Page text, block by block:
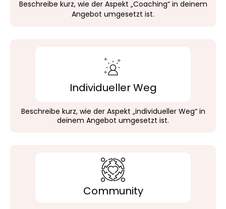
Beschreibe kurz, wie der Aspekt „Coaching“ in deinem
Angebot umgesetzt ist.
Individueller Weg
Beschreibe kurz, wie der Aspekt „individueller Weg“ in
deinem Angebot umgesetzt ist.
Community